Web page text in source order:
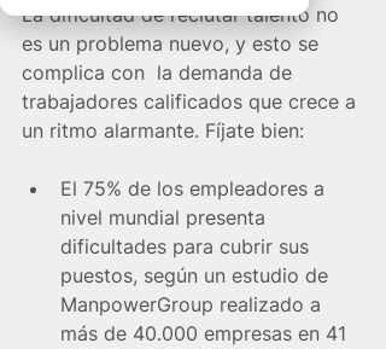
La dificultad de reclutar talento no
es un problema nuevo, y esto se
complica con  la demanda de
trabajadores calificados que crece a
un ritmo alarmante. Fíjate bien:
El 75% de los empleadores a
nivel mundial presenta
dificultades para cubrir sus
puestos, según un estudio de
ManpowerGroup realizado a
más de 40.000 empresas en 41